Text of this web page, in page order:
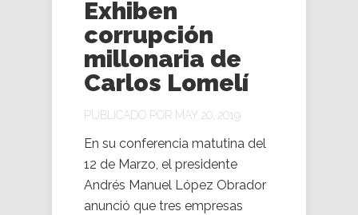
Exhiben
corrupción
millonaria de
Carlos Lomelí
PUBLICADO POR MAY 20, 2019
En su conferencia matutina del
12 de Marzo, el presidente
Andrés Manuel López Obrador
anunció que tres empresas